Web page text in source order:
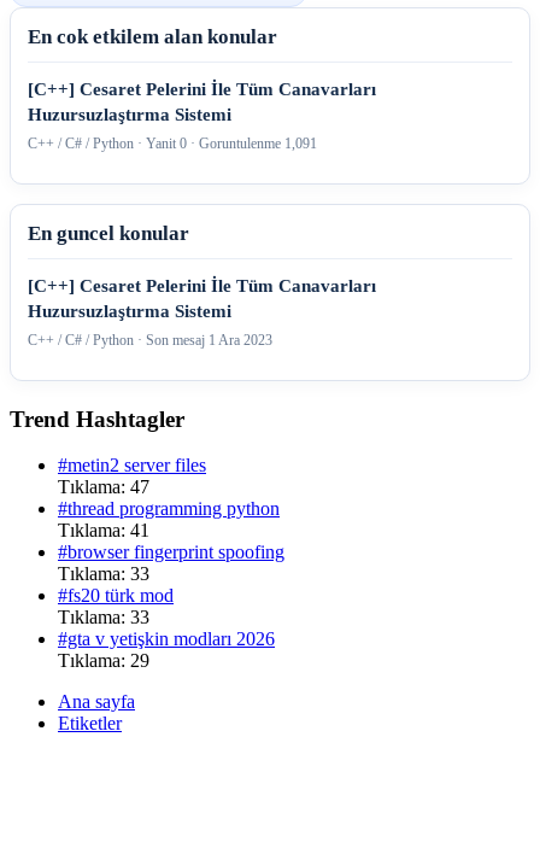
En cok etkilem alan konular
[C++] Cesaret Pelerini İle Tüm Canavarları
Huzursuzlaştırma Sistemi
C++ / C# / Python · Yanit 0 · Goruntulenme 1,091
En guncel konular
[C++] Cesaret Pelerini İle Tüm Canavarları
Huzursuzlaştırma Sistemi
C++ / C# / Python · Son mesaj 1 Ara 2023
Trend Hashtagler
#metin2 server files
Tıklama: 47
#thread programming python
Tıklama: 41
#browser fingerprint spoofing
Tıklama: 33
#fs20 türk mod
Tıklama: 33
#gta v yetişkin modları 2026
Tıklama: 29
Ana sayfa
Etiketler